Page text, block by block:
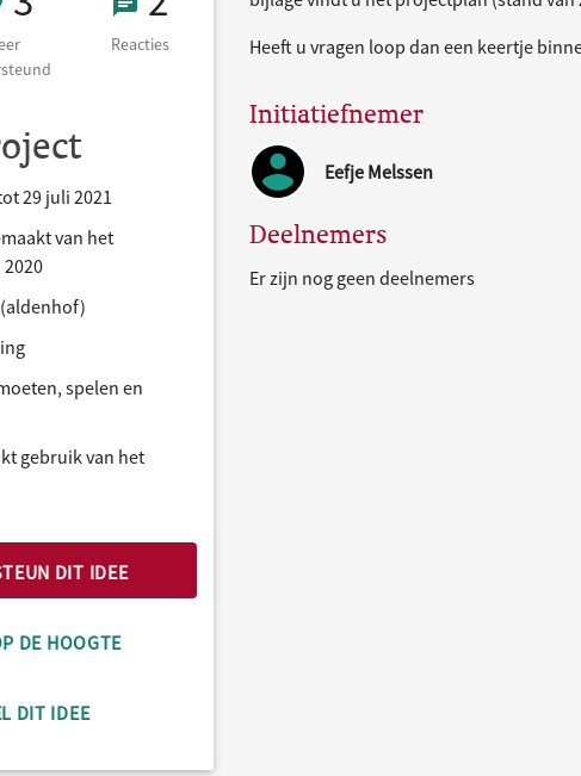
Reacties
29 juli 2021
van het
spelen en
gebruik van het
DIT IDEE
DE HOOGTE
DIT IDEE
Heeft u vragen loop dan een keertje
Initiatiefnemer
Eefje Melssen
Deelnemers
Er zijn nog geen deelnemers